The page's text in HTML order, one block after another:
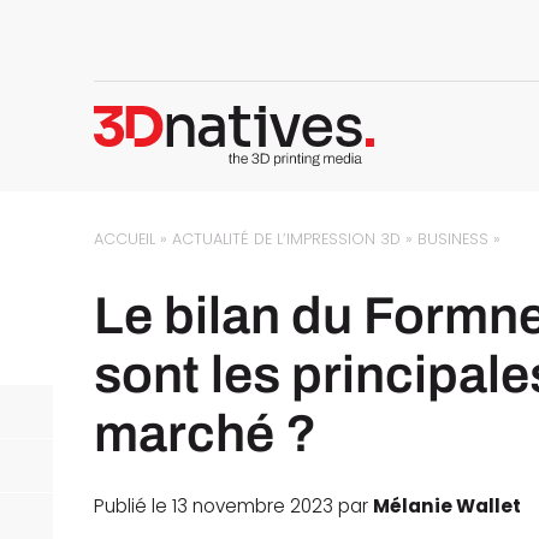
ACCUEIL »ACTUALITÉ DE L’IMPRESSION 3D » BUSINESS »
Le bilan du
sont les
marché ?
Publié le 13 novembre 2023 par Mélanie Wallet